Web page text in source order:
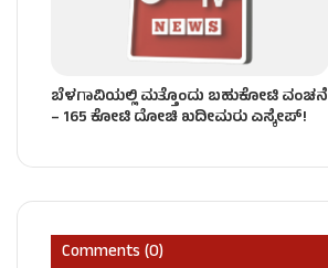
ಬೆಳಗಾವಿಯಲ್ಲಿ ಮತ್ತೊಂದು ಬಹುಕೋಟಿ ವಂಚನೆ
– 165 ಕೋಟಿ ದೋಚಿ ಖದೀಮರು ಎಸ್ಕೇಪ್!
Comments (0)